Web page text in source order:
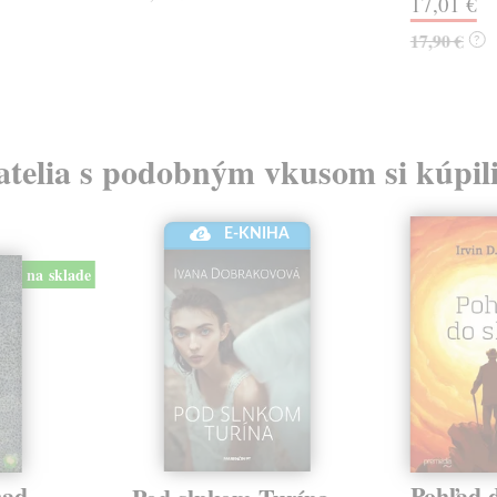
17,90 € ?
s podobným vkusom si
na sklade
E-KNIHA